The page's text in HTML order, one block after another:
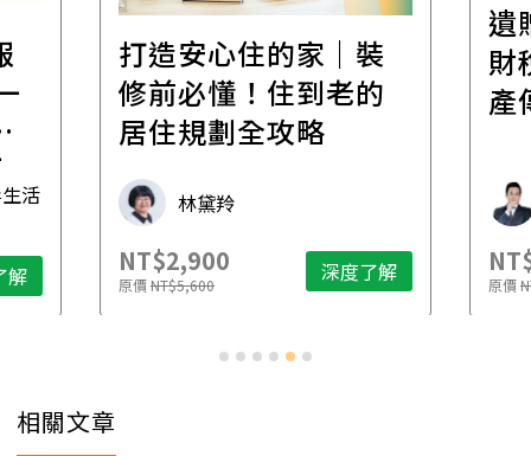
活
解
打造安心住的家｜裝
修前必懂！住到老的
居住規劃全攻略
林黛羚
NT$2,900
原價NT$5,600 深度了解
遺
財
產
原價
相關文章